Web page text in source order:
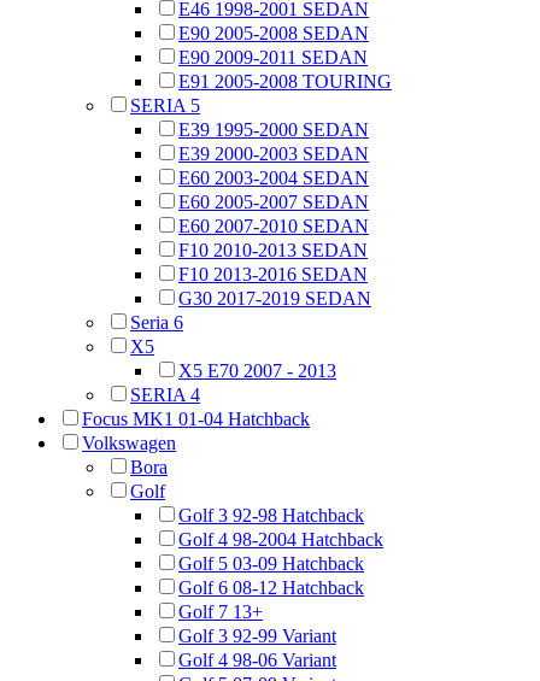
E46 1998-2001 SEDAN
E90 2005-2008 SEDAN
E90 2009-2011 SEDAN
E91 2005-2008 TOURING
SERIA 5
E39 1995-2000 SEDAN
E39 2000-2003 SEDAN
E60 2003-2004 SEDAN
E60 2005-2007 SEDAN
E60 2007-2010 SEDAN
F10 2010-2013 SEDAN
F10 2013-2016 SEDAN
G30 2017-2019 SEDAN
Seria 6
X5
X5 E70 2007 - 2013
SERIA 4
Focus MK1 01-04 Hatchback
Volkswagen
Bora
Golf
Golf 3 92-98 Hatchback
Golf 4 98-2004 Hatchback
Golf 5 03-09 Hatchback
Golf 6 08-12 Hatchback
Golf 7 13+
Golf 3 92-99 Variant
Golf 4 98-06 Variant